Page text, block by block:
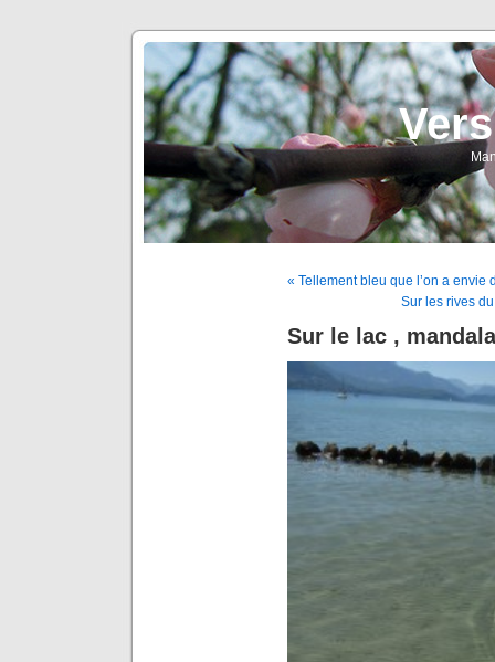
« Tellement bleu que l’on a envie
Sur les rives
Sur le lac ,